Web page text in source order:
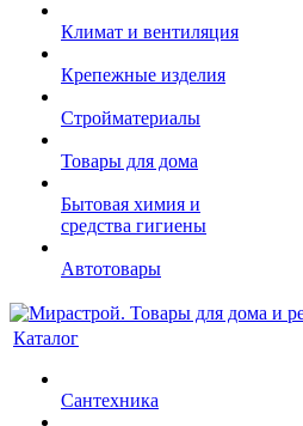
Климат и вентиляция
Крепежные изделия
Стройматериалы
Товары для дома
Бытовая химия и
средства гигиены
Автотовары
Каталог
Сантехника